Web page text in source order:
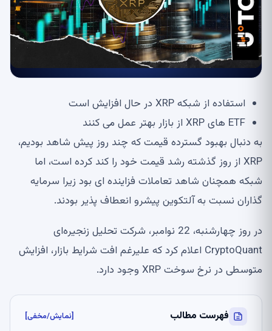
استفاده از شبکه XRP در حال افزایش است
ETF های XRP از بازار بهتر عمل می کنند
به دنبال بهبود گسترده قیمت که چند روز پیش شاهد بودیم،
XRP از روز گذشته رشد قیمت خود را کند کرده است، اما
شبکه همچنان شاهد تعاملات فزاینده ای بود زیرا سرمایه
گذاران نسبت به آلتکوین پیشرو انعطاف پذیر بودند.
در روز چهارشنبه، 22 نوامبر، شرکت تحلیل زنجیره‌ای
CryptoQuant اعلام کرد که علیرغم افت شرایط بازار، افزایش
متوسطی در نرخ سوخت XRP وجود دارد.
فهرست مطالب [نمایش/مخفی]